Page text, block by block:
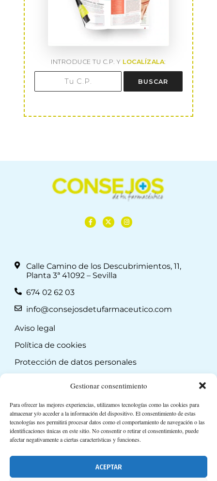
Gestionar consentimiento
Para ofrecer las mejores experiencias, utilizamos tecnologías como las cookies para
almacenar y/o acceder a la información del dispositivo. El consentimiento de estas
tecnologías nos permitirá procesar datos como el comportamiento de navegación o las
identificaciones únicas en este sitio. No consentir o retirar el consentimiento, puede
afectar negativamente a ciertas características y funciones.
ACEPTAR
INTRODUCE TU C.P. Y LOCALÍZALA:
BUSCAR
Calle Camino de los Descubrimientos, 11,
Planta 3ª 41092 – Sevilla
674 02 62 03
info@consejosdetufarmaceutico.com
Aviso legal
Política de cookies
Protección de datos personales